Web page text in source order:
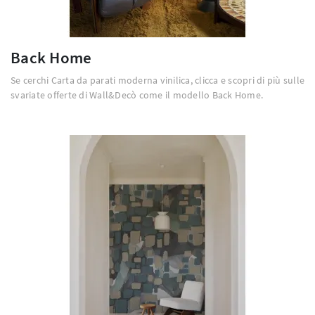
Back Home
Se cerchi Carta da parati moderna vinilica, clicca e scopri di più sulle
svariate offerte di Wall&Decò come il modello Back Home.